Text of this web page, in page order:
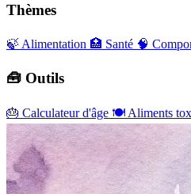
Thèmes
🍃 Alimentation 🏥 Santé 🧠
🧰 Outils
🎂 Calculateur d'âge 🍽️ Aliments